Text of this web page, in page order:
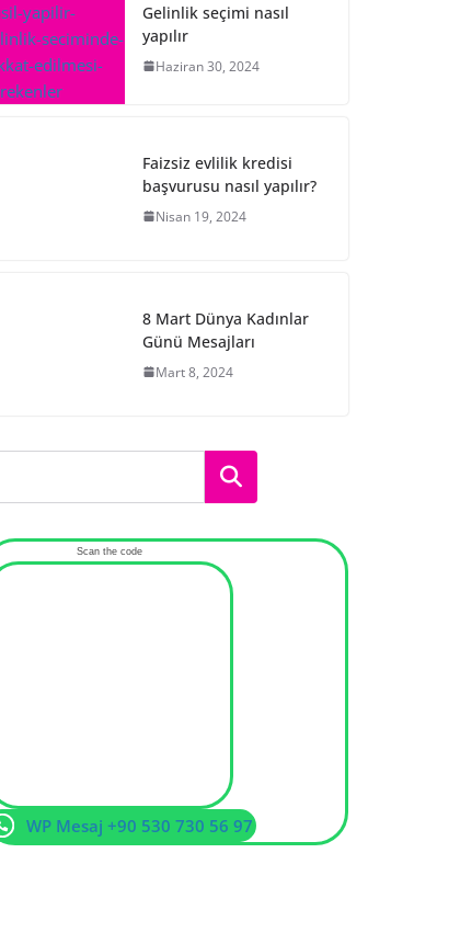
Gelinlik seçimi nasıl
yapılır
Haziran 30, 2024
Faizsiz evlilik kredisi
başvurusu nasıl yapılır?
Nisan 19, 2024
8 Mart Dünya Kadınlar
Günü Mesajları
Mart 8, 2024
Ara
Scan the code
WP Mesaj +90 530 730 56 97